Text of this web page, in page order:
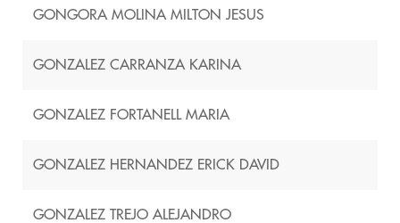
GONGORA MOLINA MILTON JESUS
GONZALEZ CARRANZA KARINA
GONZALEZ FORTANELL MARIA
GONZALEZ HERNANDEZ ERICK DAVID
GONZALEZ TREJO ALEJANDRO